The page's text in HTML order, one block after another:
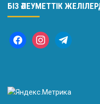
БІЗ ӘЛЕУМЕТТІК